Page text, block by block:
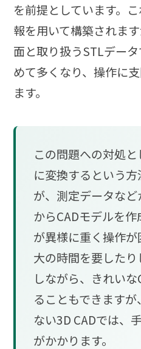
を前提としています。
報を用いて構築されま
面と取り扱うSTLデー
めて多くなり、操作に
ます。
この問題への対処
に変換するという
が、測定データな
からCADモデルを
が異様に重く操作
大の時間を要した
しながら、きれい
ることもできます
ない3D CADでは、
がかかります。